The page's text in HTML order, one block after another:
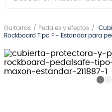
Guitarras Pedales y efectos
Rockboard Tipo F - Estandar para
1.
guitarra electrica
2
bajo
3.
guitarra electroacústica